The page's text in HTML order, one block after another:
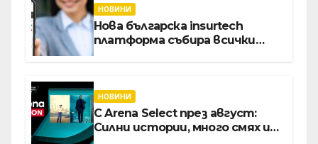
НОВИНИ
Нова българска insurtech
платформа събира всички
НОВИНИ
С Arena Select през август:
Силни истории, много смях и